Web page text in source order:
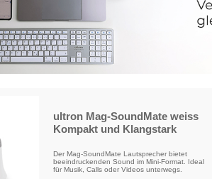
ultron Mag-SoundMate weiss
Kompakt und Klangstark
Der Mag-SoundMate Lautsprecher bietet
beeindruckenden Sound im Mini-Format. Ideal
für Musik, Calls oder Videos unterwegs.